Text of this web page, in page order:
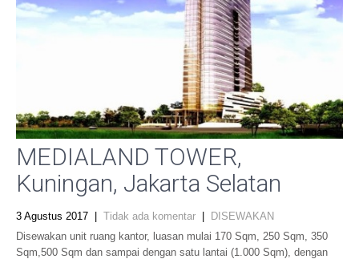
MEDIALAND TOWER,
Kuningan, Jakarta Selatan
3 Agustus 2017 | Tidak ada komentar | DISEWAKAN
Disewakan unit ruang kantor, luasan mulai 170 Sqm, 250 Sqm, 350
Sqm,500 Sqm dan sampai dengan satu lantai (1.000 Sqm), dengan